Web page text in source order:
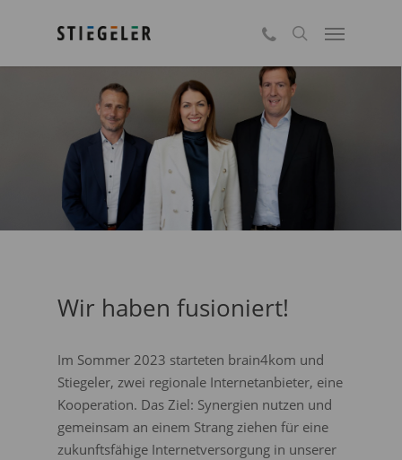
Kontakt
search
Menu
Wir haben fusioniert!
Im Sommer 2023 starteten brain4kom und
Stiegeler, zwei regionale Internetanbieter, eine
Kooperation. Das Ziel: Synergien nutzen und
gemeinsam an einem Strang ziehen für eine
zukunftsfähige Internetversorgung in unserer